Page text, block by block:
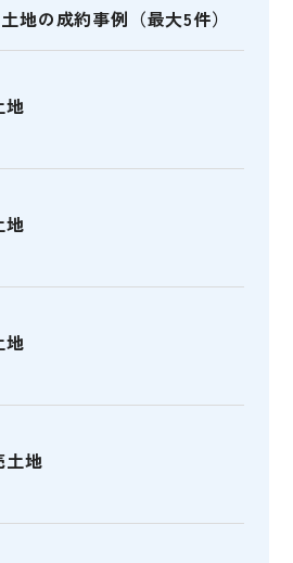
地の成約事例（最大5件）
地
地
地
土地